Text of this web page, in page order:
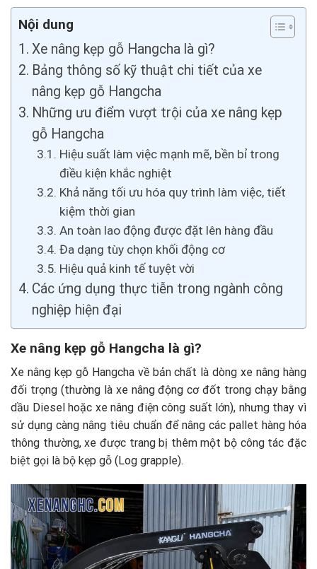
Nội dung
Xe nâng kẹp gỗ Hangcha là gì?
Bảng thông số kỹ thuật chi tiết của xe
nâng kẹp gỗ Hangcha
Những ưu điểm vượt trội của xe nâng kẹp
gỗ Hangcha
Hiệu suất làm việc mạnh mẽ, bền bỉ trong
điều kiện khắc nghiệt
Khả năng tối ưu hóa quy trình làm việc, tiết
kiệm thời gian
An toàn lao động được đặt lên hàng đầu
Đa dạng tùy chọn khối động cơ
Hiệu quả kinh tế tuyệt vời
Các ứng dụng thực tiễn trong ngành công
nghiệp hiện đại
Xe nâng kẹp gỗ Hangcha là gì?
Xe nâng kẹp gỗ Hangcha về bản chất là dòng xe nâng hàng
đối trọng (thường là xe nâng động cơ đốt trong chạy bằng
dầu Diesel hoặc xe nâng điện công suất lớn), nhưng thay vì
sử dụng càng nâng tiêu chuẩn để nâng các pallet hàng hóa
thông thường, xe được trang bị thêm một bộ công tác đặc
biệt gọi là bộ kẹp gỗ (Log grapple).